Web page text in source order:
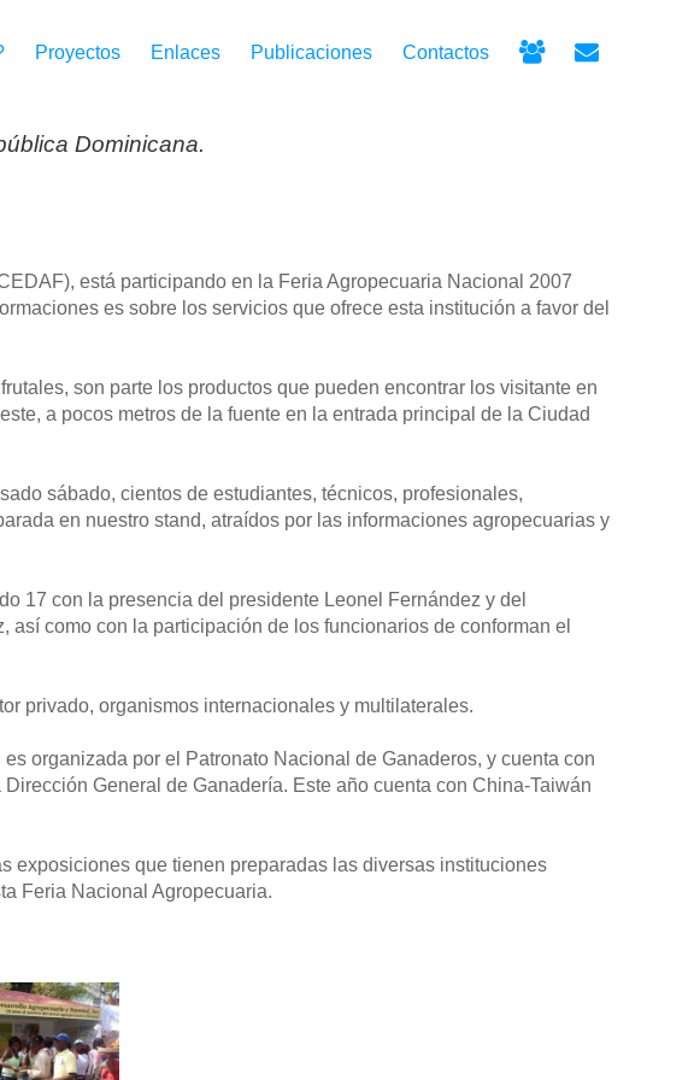
Proyectos Enlaces Publicaciones Contactos
Dominicana.
está participando en la Feria Agropecuaria Nacional 2007
es sobre los servicios que ofrece esta institución a favor del
son parte los productos que pueden encontrar los visitante en
a pocos metros de la fuente en la entrada principal de la Ciudad
sábado, cientos de estudiantes, técnicos, profesionales,
en nuestro stand, atraídos por las informaciones agropecuarias y
17 con la presencia del presidente Leonel Fernández y del
como con la participación de los funcionarios de conforman el
privado, organismos internacionales y multilaterales.
organizada por el Patronato Nacional de Ganaderos, y cuenta con
General de Ganadería. Este año cuenta con China-Taiwán
exposiciones que tienen preparadas las diversas instituciones
Feria Nacional Agropecuaria.